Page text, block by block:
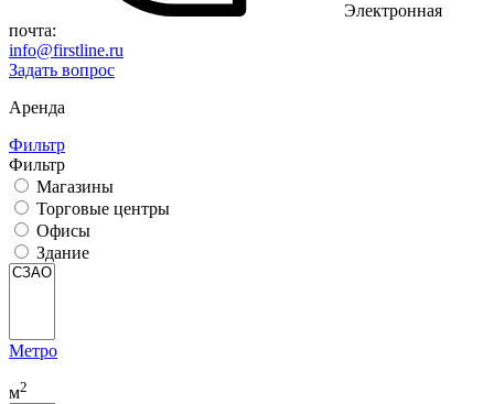
Электронная
почта:
info@firstline.ru
Задать вопрос
Аренда
Фильтр
Фильтр
Магазины
Торговые центры
Офисы
Здание
Метро
м2